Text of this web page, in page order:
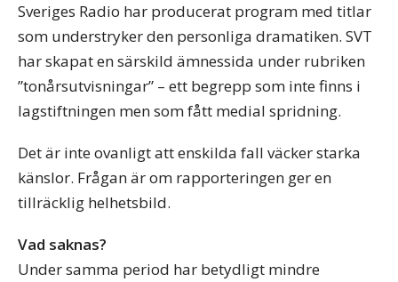
Sveriges Radio har producerat program med titlar
som understryker den personliga dramatiken. SVT
har skapat en särskild ämnessida under rubriken
”tonårsutvisningar” – ett begrepp som inte finns i
lagstiftningen men som fått medial spridning.
Det är inte ovanligt att enskilda fall väcker starka
känslor. Frågan är om rapporteringen ger en
tillräcklig helhetsbild.
Vad saknas?
Under samma period har betydligt mindre